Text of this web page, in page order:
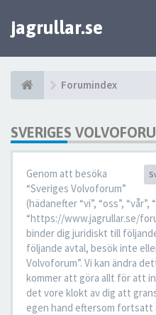
jagrullar.se
Forumindex
SVERIGES
Genom att besöka
“Sveriges Volvoforum”
(hädanefter “vi”, “oss”,
“https://www.jagrullar.se/
binder dig juridiskt till
följande avtal, besök inte
Volvoforum”. Vi kan ändra
kommer att göra allt för att
det vore klokt av dig att
egen hand eftersom fortsatt